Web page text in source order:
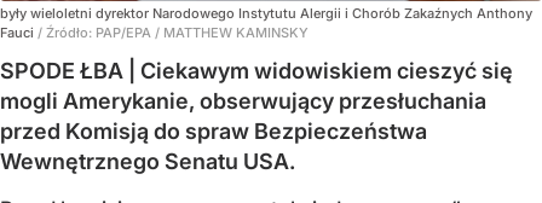
były wieloletni dyrektor Narodowego Instytutu Alergii i Chorób Zakaźnych Anthony
Fauci / Źródło: PAP/EPA / MATTHEW KAMINSKY
SPODE ŁBA | Ciekawym widowiskiem cieszyć się
mogli Amerykanie, obserwujący przesłuchania
przed Komisją do spraw Bezpieczeństwa
Wewnętrznego Senatu USA.